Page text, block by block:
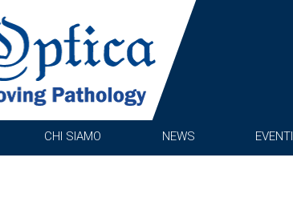
CHI SIAMO NEWS EVENTI